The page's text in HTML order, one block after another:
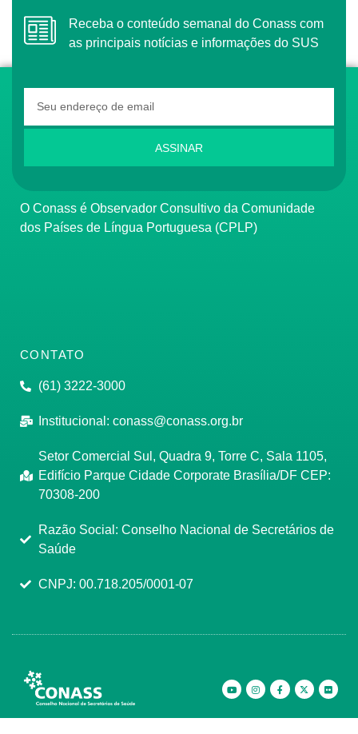
Receba o conteúdo semanal do Conass com
as principais notícias e informações do SUS
ASSINAR
O Conass é Observador Consultivo da Comunidade
dos Países de Língua Portuguesa (CPLP)
CONTATO
(61) 3222-3000
Institucional: conass@conass.org.br
Setor Comercial Sul, Quadra 9, Torre C, Sala 1105,
Edifício Parque Cidade Corporate Brasília/DF CEP:
70308-200
Razão Social: Conselho Nacional de Secretários de
Saúde
CNPJ: 00.718.205/0001-07